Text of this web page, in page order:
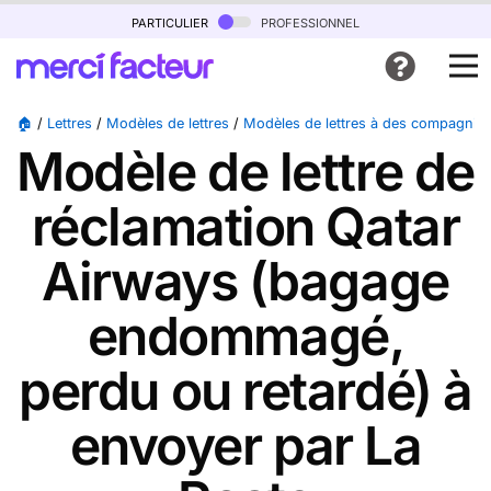
particulier professionnel
🏠 / Lettres / Modèles de lettres / Modèles de lettres à des
Modèle de lettre de
réclamation Qatar
Airways (bagage
endommagé,
perdu ou retardé) à
envoyer par La